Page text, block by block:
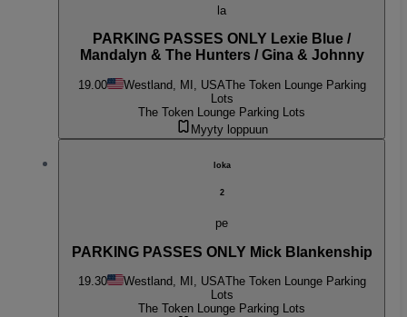
la
PARKING PASSES ONLY Lexie Blue /
Mandalyn & The Hunters / Gina & Johnny
19.00 Westland, MI, USAThe Token Lounge Parking
Lots
The Token Lounge Parking Lots
Myyty loppuun
loka
2
pe
PARKING PASSES ONLY Mick Blankenship
19.30 Westland, MI, USAThe Token Lounge Parking
Lots
The Token Lounge Parking Lots